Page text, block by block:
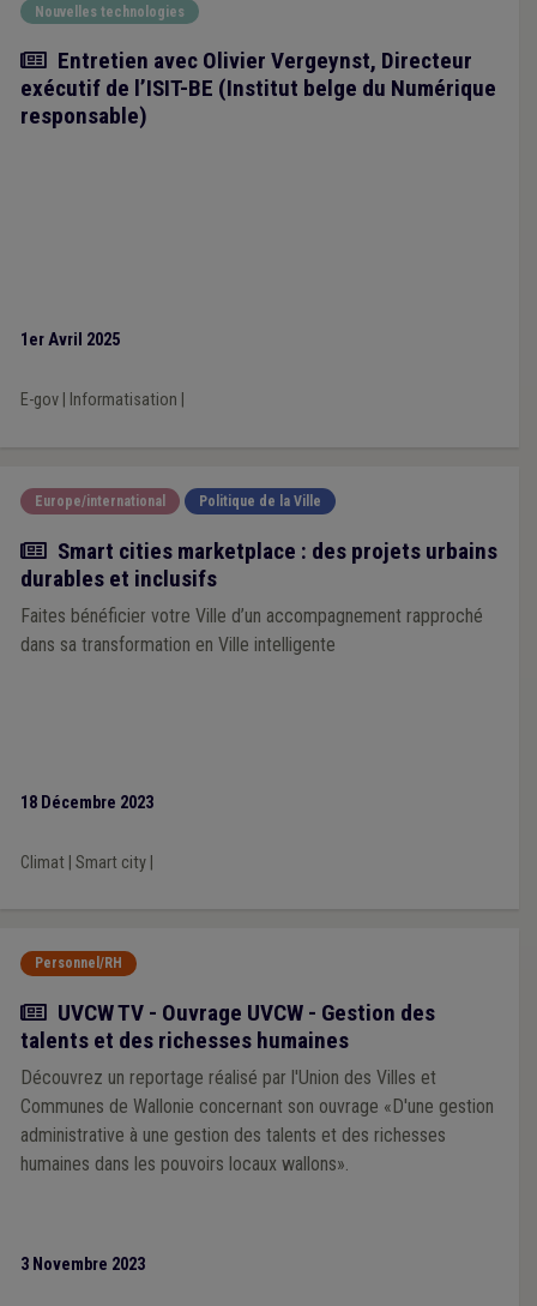
Nouvelles technologies
Article
Entretien avec Olivier Vergeynst, Directeur
exécutif de l’ISIT-BE (Institut belge du Numérique
responsable)
1er Avril 2025
E-gov| Informatisation
Europe/international Politique de la Ville
Actualité
Smart cities marketplace : des projets urbains
durables et inclusifs
Faites bénéficier votre Ville d’un accompagnement rapproché
dans sa transformation en Ville intelligente
18 Décembre 2023
Climat| Smart city|
Personnel/RH
Actualité
UVCW TV - Ouvrage UVCW - Gestion des
talents et des richesses humaines
Découvrez un reportage réalisé par l'Union des Villes et
Communes de Wallonie concernant son ouvrage «D'une gestion
administrative à une gestion des talents et des richesses
humaines dans les pouvoirs locaux wallons».
3 Novembre 2023